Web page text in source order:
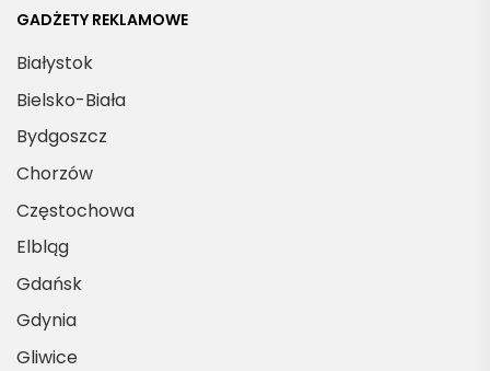
GADŻETY REKLAMOWE
Białystok
Bielsko-Biała
Bydgoszcz
Chorzów
Częstochowa
Elbląg
Gdańsk
Gdynia
Gliwice